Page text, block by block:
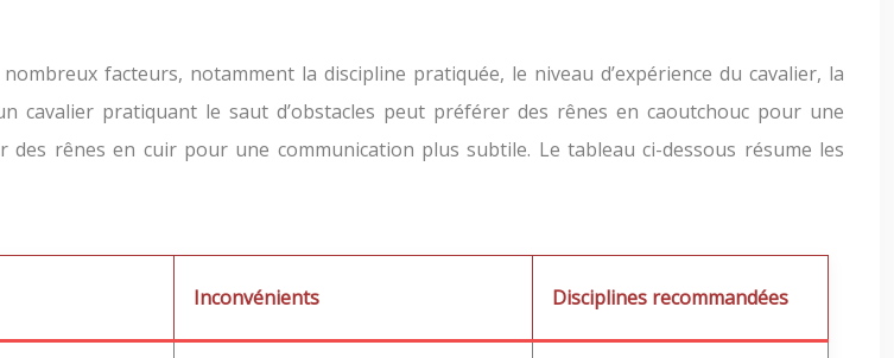
facteurs, notamment la discipline pratiquée, le niveau d’expérience du cavalier, la
cavalier pratiquant le saut d’obstacles peut préférer des rênes en caoutchouc pour une
rênes en cuir pour une communication plus subtile. Le tableau ci-dessous résume les
Inconvénients Disciplines recommandées